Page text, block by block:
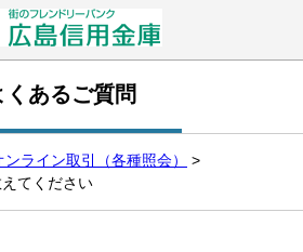
くあるご質問
ライン取引（各種照会）
>
てください